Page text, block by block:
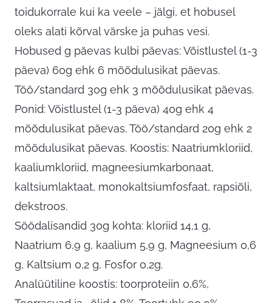
toidukorrale kui ka veele – jälgi, et hobusel
oleks alati kõrval värske ja puhas vesi.
Hobused g päevas kulbi päevas: Võistlustel (1-3
päeva) 60g ehk 6 mõõdulusikat päevas.
Töö/standard 30g ehk 3 mõõdulusikat päevas.
Ponid: Võistlustel (1-3 päeva) 40g ehk 4
mõõdulusikat päevas. Töö/standard 20g ehk 2
mõõdulusikat päevas. Koostis: Naatriumkloriid,
kaaliumkloriid, magneesiumkarbonaat,
kaltsiumlaktaat, monokaltsiumfosfaat, rapsiõli,
dekstroos.
Söödalisandid 30g kohta: kloriid 14,1 g,
Naatrium 6,9 g, kaalium 5,9 g, Magneesium 0,6
g, Kaltsium 0,2 g, Fosfor 0,2g.
Analüütiline koostis: toorproteiin 0,6%,